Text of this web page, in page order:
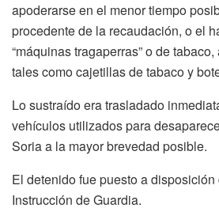
apoderarse en el menor tiempo
procedente de la recaudación, o el
“máquinas tragaperras” o de
tales como cajetillas de tabaco y
Lo sustraído era trasladado
vehículos utilizados para
Soria a la mayor brevedad posible.
El detenido fue puesto a
Instrucción de Guardia.